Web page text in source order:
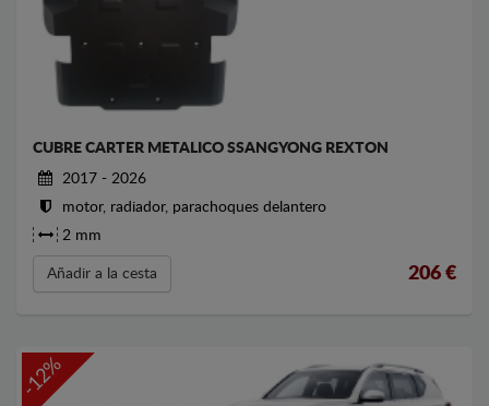
CUBRE CARTER METALICO SSANGYONG REXTON
2017 - 2026
motor, radiador, parachoques delantero
2 mm
Añadir a la cesta 206 €
-12%